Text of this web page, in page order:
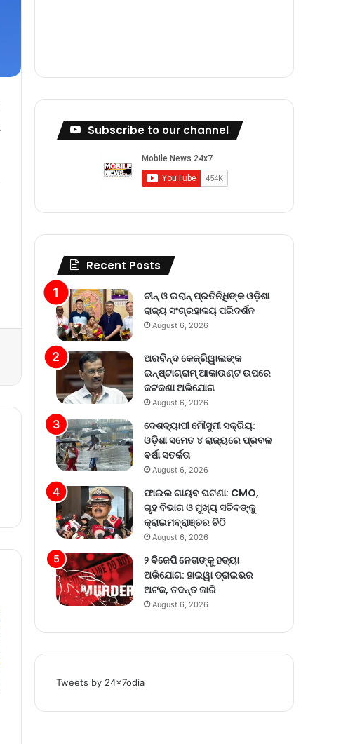
Subscribe to our channel
Recent Posts
ଚୀନ୍ ଓ ଇରାନ୍ ପ୍ରତିନିଧିଙ୍କ ଓଡ଼ିଶା
ରାଜ୍ୟ ସଂଗ୍ରହାଳୟ ପରିଦର୍ଶନ
August 6, 2026
ଅରବିନ୍ଦ କେଜ୍ରିୱାଲଙ୍କ
ଇନ୍‌ଷ୍ଟାଗ୍ରାମ୍ ଆକାଉଣ୍ଟ ଉପରେ
କଟକଣା ଅଭିଯୋଗ
August 6, 2026
ଦେଶବ୍ୟାପୀ ମୌସୁମୀ ସକ୍ରିୟ:
ଓଡ଼ିଶା ସମେତ ୪ ରାଜ୍ୟରେ ପ୍ରବଳ
ବର୍ଷା ସତର୍କତା
August 6, 2026
ଫାଇଲ ଗାୟବ ଘଟଣା: CMO,
ଗୃହ ବିଭାଗ ଓ ମୁଖ୍ୟ ସଚିବଙ୍କୁ
କ୍ରାଇମବ୍ରାଞ୍ଚର ଚିଠି
August 6, 2026
୨ ବିଜେପି ନେତାଙ୍କୁ ହତ୍ୟା
ଅଭିଯୋଗ: ହାଇୱା ଡ୍ରାଇଭର
ଅଟକ, ତଦନ୍ତ ଜାରି
August 6, 2026
Tweets by 24x7odia